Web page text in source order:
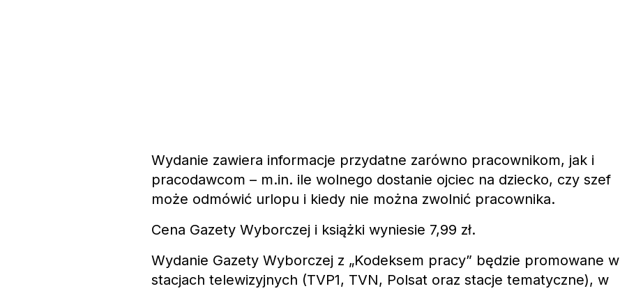
Wydanie zawiera informacje przydatne zarówno pracownikom, jak i
pracodawcom – m.in. ile wolnego dostanie ojciec na dziecko, czy szef
może odmówić urlopu i kiedy nie można zwolnić pracownika.
Cena Gazety Wyborczej i książki wyniesie 7,99 zł.
Wydanie Gazety Wyborczej z „Kodeksem pracy” będzie promowane w
stacjach telewizyjnych (TVP1, TVN, Polsat oraz stacje tematyczne), w